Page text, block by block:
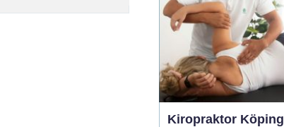
Kiropraktor Köping